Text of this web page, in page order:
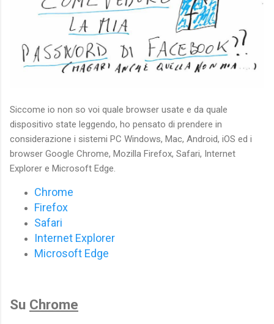
Siccome io non so voi quale browser usate e da quale
dispositivo state leggendo, ho pensato di prendere in
considerazione i sistemi PC Windows, Mac, Android, iOS ed i
browser Google Chrome, Mozilla Firefox, Safari, Internet
Explorer e Microsoft Edge.
Chrome
Firefox
Safari
Internet Explorer
Microsoft Edge
Su Chrome